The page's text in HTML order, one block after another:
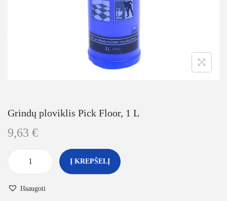
Grindų ploviklis Pick Floor, 1 L
9,63 €
Į KREPŠELĮ
Išsaugoti